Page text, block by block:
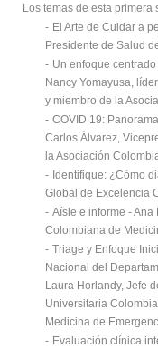
Los temas de esta primera
- El Arte de Cuidar a
Presidente de Salud
- Un enfoque
Nancy Yomayusa,
y miembro de la
- COVID 19:
Carlos Álvarez,
la Asociación
- Identifique: ¿Cómo
Global de Excelencia
- Aísle e informe -
Colombiana de
- Triage y Enfoque
Nacional del
Laura Horlandy, Jefe
Universitaria
Medicina de
- Evaluación clínica